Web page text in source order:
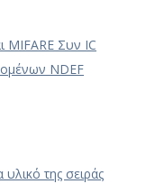
MIFARE Συν IC
NDEF
υλικό της σειράς